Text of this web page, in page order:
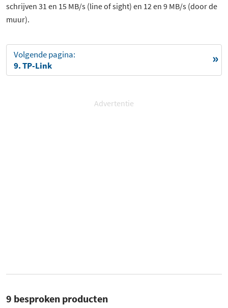
schrijven 31 en 15 MB/s (line of sight) en 12 en 9 MB/s (door de
muur).
Volgende pagina:
9. TP-Link
Advertentie
9 besproken producten